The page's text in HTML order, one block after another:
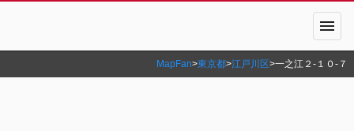
menu
MapFan>東京都>江戸川区>一之江２‐１０‐７